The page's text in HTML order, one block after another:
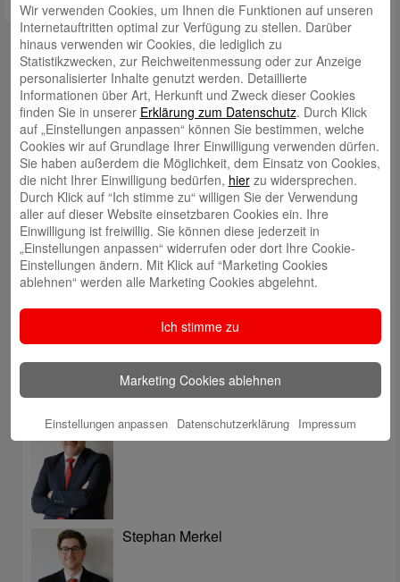
Autoren
Rabea Giersch
Volker Ehlebracht
Jens Flachmann
Christoph Kaleschke
Stephan Merkel
Wir verwenden Cookies, um Ihnen die Funktionen auf unseren
Internetauftritten optimal zur Verfügung zu stellen. Darüber
hinaus verwenden wir Cookies, die lediglich zu
Statistikzwecken, zur Reichweitenmessung oder zur Anzeige
personalisierter Inhalte genutzt werden. Detaillierte
Informationen über Art, Herkunft und Zweck dieser Cookies
finden Sie in unserer Erklärung zum Datenschutz. Durch Klick
auf „Einstellungen anpassen“ können Sie bestimmen, welche
Cookies wir auf Grundlage Ihrer Einwilligung verwenden dürfen.
Sie haben außerdem die Möglichkeit, dem Einsatz von Cookies,
die nicht Ihrer Einwilligung bedürfen, hierzu widersprechen.
Durch Klick auf “Ich stimme zu“ willigen Sie der Verwendung
aller auf dieser Website einsetzbaren Cookies ein. Ihre
Einwilligung ist freiwillig. Sie können diese jederzeit in
„Einstellungen anpassen“ widerrufen oder dort Ihre Cookie-
Einstellungen ändern. Mit Klick auf “Marketing Cookies
ablehnen“ werden alle Marketing Cookies abgelehnt.
Ich stimme zu
Marketing Cookies ablehnen
Einstellungen anpassen Datenschutzerklärung Impressum